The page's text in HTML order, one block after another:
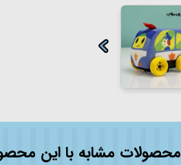
محصولات مشابه با این